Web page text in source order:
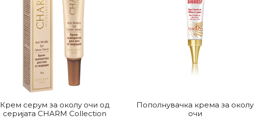
Крем серум за околу очи од
серијата CHARM Collection
Пополнувачка крема за околу
очи